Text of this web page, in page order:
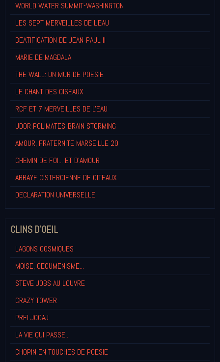
WORLD WATER SUMMIT-WASHINGTON
LES SEPT MERVEILLES DE L'EAU
BEATIFICATION DE JEAN-PAUL II
MARIE DE MAGDALA
THE WALL: UN MUR DE POESIE
LE CHANT DES OISEAUX
RCF ET 7 MERVEILLES DE L'EAU
UDOR POLIMATES-BRAIN STORMING
AMOUR, FRATERNITE MARSEILLE 20
CHEMIN DE FOI... ET D'AMOUR
ABBAYE CISTERCIENNE DE CITEAUX
DECLARATION UNIVERSELLE
CLINS D'OEIL
LAGONS COSMIQUES
MOISE, OECUMENISME...
STEVE JOBS AU LOUVRE
CRAZY TOWER
PRELJOCAJ
LA VIE QUI PASSE...
CHOPIN EN TOUCHES DE POESIE